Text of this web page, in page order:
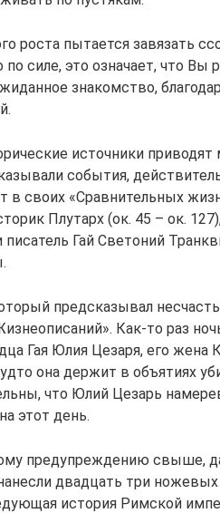
роста пытается завязать
силе, это означает, что Вы
знакомство,
источники приводят
события,
в своих «Сравнительных
Плутарх (ок. 45 – ок.
Гай Светоний
предсказывал
Как-то раз
Гая Юлия Цезаря, его жена
она держит в объятиях
что Юлий Цезарь
этот день.
предупреждению свыше,
двадцать три
история Римской